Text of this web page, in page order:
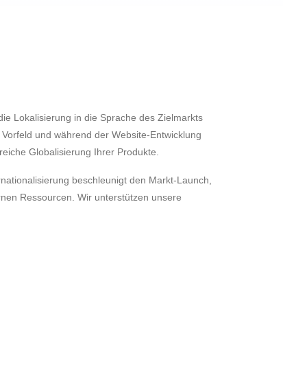
Lokalisierung in die Sprache des Zielmarkts
und während der Website-Entwicklung
Globalisierung Ihrer Produkte.
beschleunigt den Markt-Launch,
Ressourcen. Wir unterstützen unsere